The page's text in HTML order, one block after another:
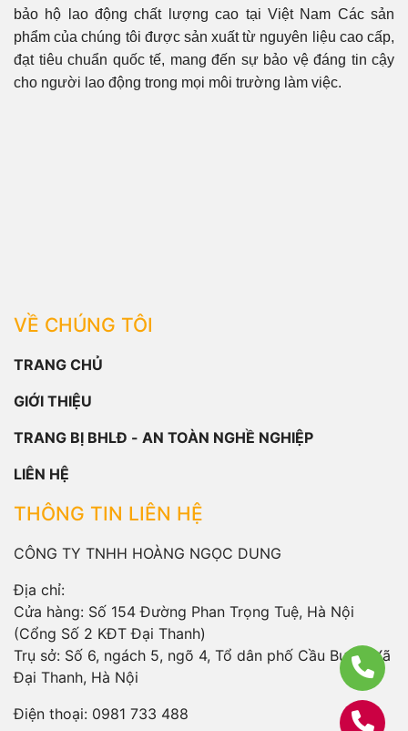
bảo hộ lao động chất lượng cao tại Việt Nam Các sản
phẩm của chúng tôi được sản xuất từ nguyên liệu cao cấp,
đạt tiêu chuẩn quốc tế, mang đến sự bảo vệ đáng tin cậy
cho người lao động trong mọi môi trường làm việc.
VỀ CHÚNG TÔI
TRANG CHỦ
GIỚI THIỆU
TRANG BỊ BHLĐ - AN TOÀN NGHỀ NGHIỆP
LIÊN HỆ
THÔNG TIN LIÊN HỆ
CÔNG TY TNHH HOÀNG NGỌC DUNG
Địa chỉ:
Cửa hàng: Số 154 Đường Phan Trọng Tuệ, Hà Nội
(Cổng Số 2 KĐT Đại Thanh)
Trụ sở: Số 6, ngách 5, ngõ 4, Tổ dân phố Cầu Bươu, Xã
Đại Thanh, Hà Nội
Điện thoại: 0981 733 488